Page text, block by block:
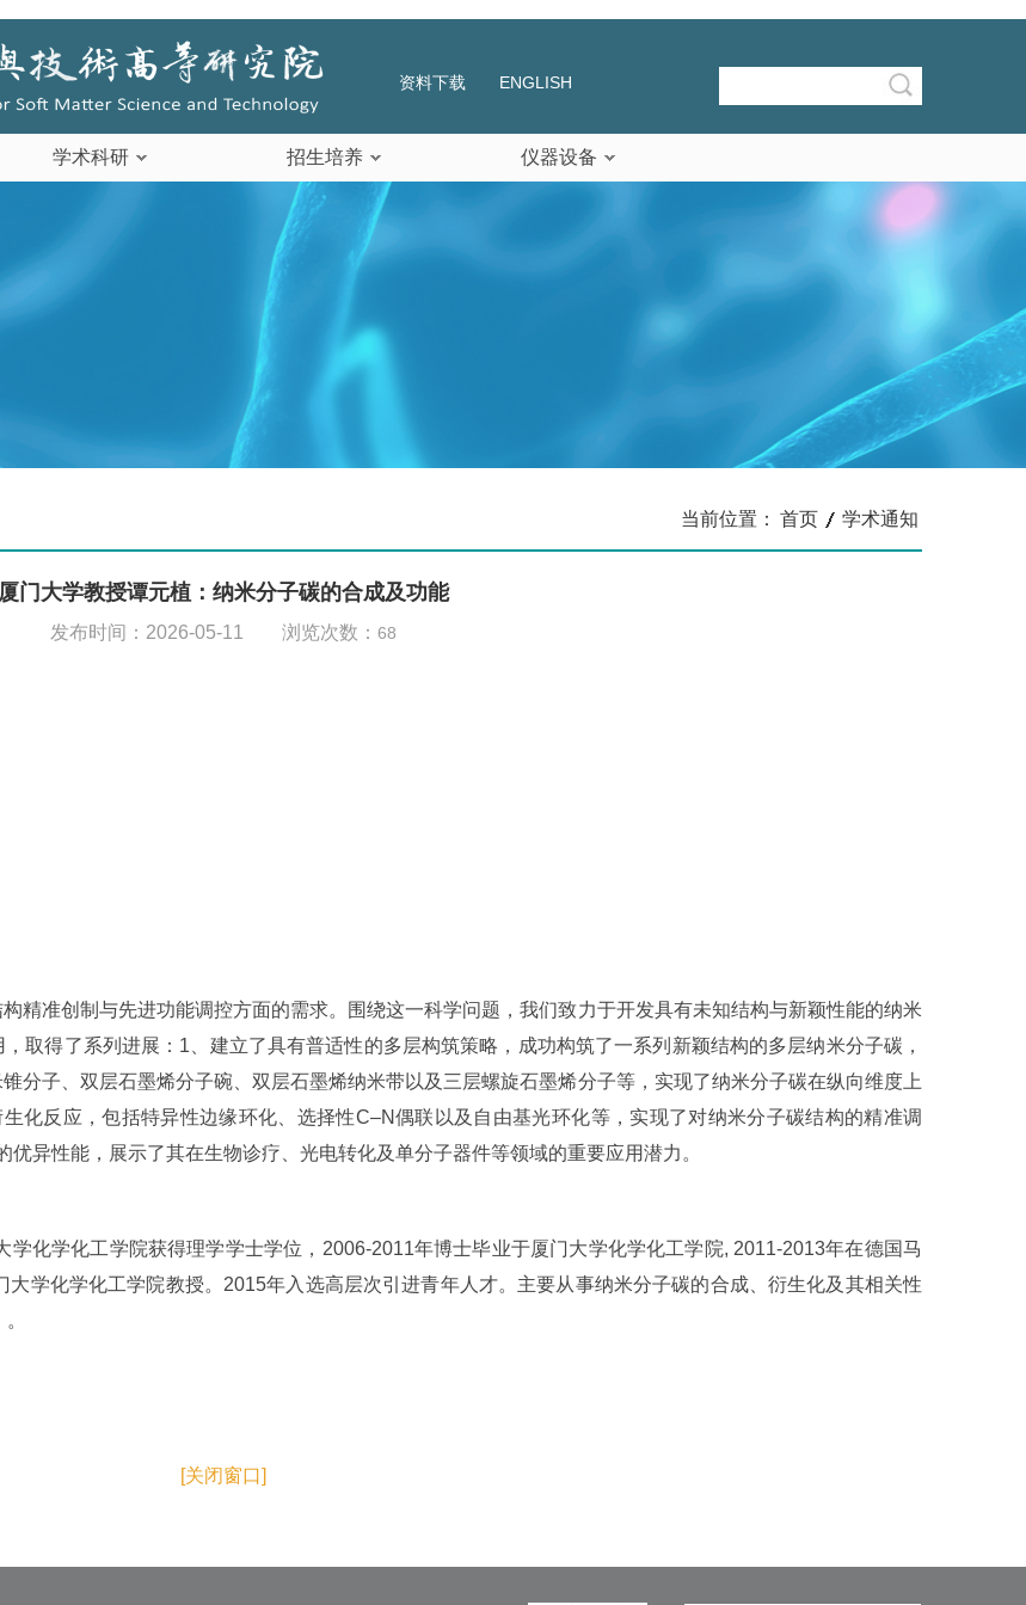
资料下载 ENGLISH
学术科研 招生培养 仪器设备
当前位置： 首页 学术通知
厦门大学教授谭元植：纳米分子碳的合成及功能
发布时间：2026-05-11 浏览次数： 68
准创制与先进功能调控方面的需求。围绕这一科学问题，我们致力于开发具有未知结构与新颖性能的纳米
取得了系列进展：1、建立了具有普适性的多层构筑策略，成功构筑了一系列新颖结构的多层纳米分子碳，
分子、双层石墨烯分子碗、双层石墨烯纳米带以及三层螺旋石墨烯分子等，实现了纳米分子碳在纵向维度上
化反应，包括特异性边缘环化、选择性C–N偶联以及自由基光环化等，实现了对纳米分子碳结构的精准调
异性能，展示了其在生物诊疗、光电转化及单分子器件等领域的重要应用潜力。
学化工学院获得理学学士学位，2006-2011年博士毕业于厦门大学化学化工学院, 2011-2013年在德国马
学化学化工学院教授。2015年入选高层次引进青年人才。主要从事纳米分子碳的合成、衍生化及其相关性
[关闭窗口]